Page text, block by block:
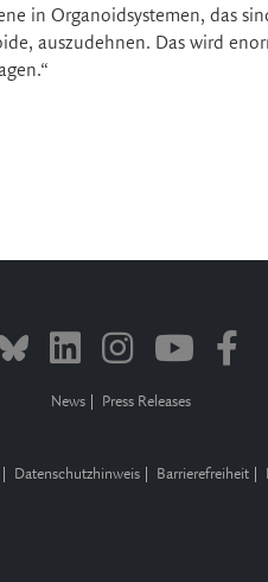
in Organoidsystemen, das
auszudehnen. Das wird
News Press Releases
Datenschutzhinweis Barrierefreiheit